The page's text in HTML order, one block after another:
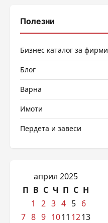
Полезни
Бизнес каталог за фирми
Блог
Варна
Имоти
Пердета и завеси
април 2025
П В С Ч П С Н
1
2 3 4 5 6
7 8 9 1011 1213